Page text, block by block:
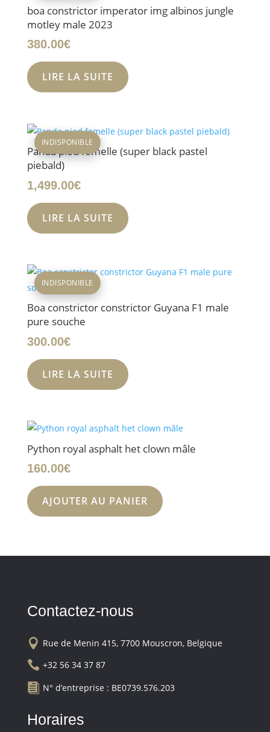
boa constrictor imperator img albinos jungle
motley male 2023
380.00€
LIRE LA SUITE
Panda pied femelle (super black pastel
piebald)
1,499.00€
INDISPONIBLE
LIRE LA SUITE
Boa constrictor constrictor Guyana F1 male
pure souche
300.00€
INDISPONIBLE
LIRE LA SUITE
Python royal asphalt het clown mâle
160.00€
AJOUTER AU PANIER
Contactez-nous
 Rue de Menin 415, 7700 Mouscron, Belgique
 +32 56 34 37 87
 N° d’entreprise : BE0739.576.203
Horaires